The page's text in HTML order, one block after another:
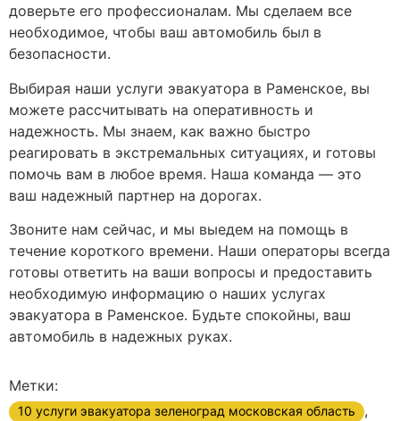
доверьте его профессионалам. Мы сделаем все
необходимое, чтобы ваш автомобиль был в
безопасности.
Выбирая наши услуги эвакуатора в Раменское, вы
можете рассчитывать на оперативность и
надежность. Мы знаем, как важно быстро
реагировать в экстремальных ситуациях, и готовы
помочь вам в любое время. Наша команда — это
ваш надежный партнер на дорогах.
Звоните нам сейчас, и мы выедем на помощь в
течение короткого времени. Наши операторы всегда
готовы ответить на ваши вопросы и предоставить
необходимую информацию о наших услугах
эвакуатора в Раменское. Будьте спокойны, ваш
автомобиль в надежных руках.
Метки:
10 услуги эвакуатора зеленоград московская область ,